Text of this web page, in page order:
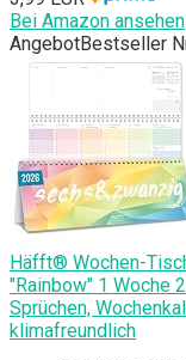
Bei Amazon ansehen
AngebotBestseller
Häfft® Wochen-
"Rainbow" 1 Woche
Sprüchen,
klimafreundlich